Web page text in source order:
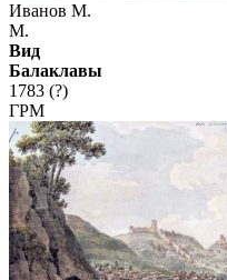
Иванов М.
М.
Вид
Балаклавы
1783 (?)
ГРМ